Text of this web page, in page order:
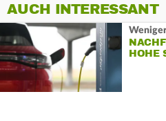
AUCH INTERESSANT
HOHE